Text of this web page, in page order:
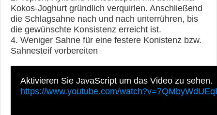
Kokos-Joghurt gründlich verquirlen. Anschließend
die Schlagsahne nach und nach unterrühren, bis
die gewünschte Konsistenz erreicht ist.
4. Weniger Sahne für eine festere Konistenz bzw.
Sahnesteif vorbereiten
Aktivieren Sie JavaScript um das Video zu sehen.
https://www.youtube.com/